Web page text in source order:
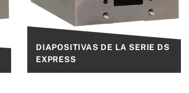
DIAPOSITIVAS DE LA SERIE DS
EXPRESS